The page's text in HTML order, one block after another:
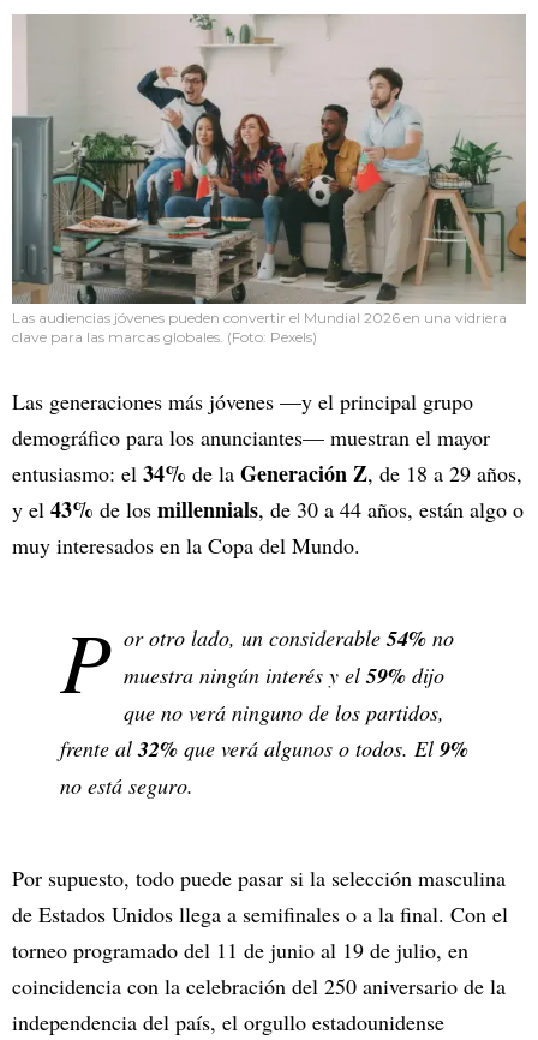
Las audiencias jóvenes pueden convertir el Mundial 2026 en una vidriera
clave para las marcas globales. (Foto: Pexels)
Las generaciones más jóvenes —y el principal grupo
demográfico para los anunciantes— muestran el mayor
entusiasmo: el 34% de la Generación Z, de 18 a 29 años,
y el 43% de los millennials, de 30 a 44 años, están algo o
muy interesados en la Copa del Mundo.
P or otro lado, un considerable54% no
muestra ningún interés y el59% dijo
que no verá ninguno de los partidos,
frente al32% que verá algunos o todos. El 9%
no está seguro.
Por supuesto, todo puede pasar si la selección masculina
de Estados Unidos llega a semifinales o a la final. Con el
torneo programado del 11 de junio al 19 de julio, en
coincidencia con la celebración del 250 aniversario de la
independencia del país, el orgullo estadounidense